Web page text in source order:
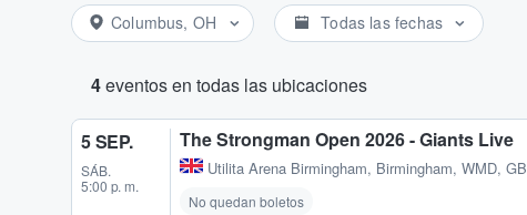
Columbus, OH Todas las fechas
4eventos en todas las ubicaciones
5 SEP.
SÁB.
5:00 p. m.
The Strongman Open 2026 - Giants Live
Utilita Arena Birmingham, Birmingham, WMD, GB
No quedan boletos